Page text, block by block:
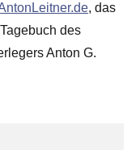
, das
des
Anton G.